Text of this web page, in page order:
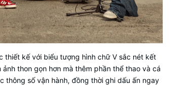
thiết kế với biểu tượng hình chữ V sắc nét kết
thon gọn hơn mà thêm phần thể thao và cá
số vận hành, đồng thời ghi dấu ấn ngay